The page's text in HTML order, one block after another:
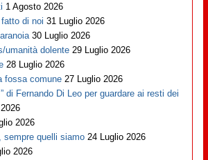
1 Agosto 2026
di noi 31 Luglio 2026
30 Luglio 2026
umanità dolente 29 Luglio 2026
28 Luglio 2026
fossa comune 27 Luglio 2026
di Fernando Di Leo per guardare ai resti dei
2026
sempre quelli siamo 24 Luglio 2026
2026